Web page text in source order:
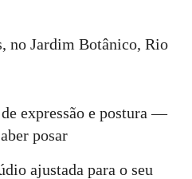
no Jardim Botânico, Rio
expressão e postura —
posar
ajustada para o seu